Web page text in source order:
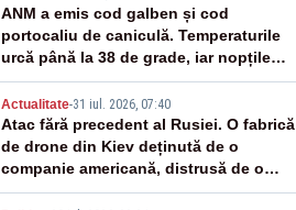
ANM a emis cod galben și cod
portocaliu de caniculă. Temperaturile
urcă până la 38 de grade, iar nopțile
devin tropicale
Actualitate-31 iul. 2026, 07:40
Atac fără precedent al Rusiei. O fabrică
de drone din Kiev deținută de o
companie americană, distrusă de o
rachetă rusească